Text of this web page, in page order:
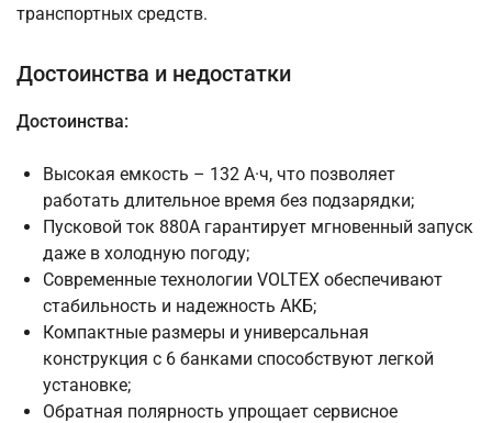
транспортных средств.
Достоинства и недостатки
Достоинства:
Высокая емкость – 132 А·ч, что позволяет
работать длительное время без подзарядки;
Пусковой ток 880А гарантирует мгновенный запуск
даже в холодную погоду;
Современные технологии VOLTEX обеспечивают
стабильность и надежность АКБ;
Компактные размеры и универсальная
конструкция с 6 банками способствуют легкой
установке;
Обратная полярность упрощает сервисное